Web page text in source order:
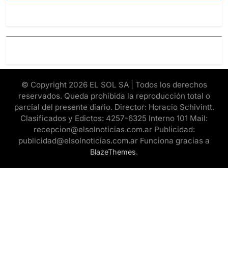
© Copyright 2026 EL SOL SA | Todos los derechos
reservados. Queda prohibida la reproducción total o
parcial del presente diario. Director: Horacio Schivintt.
Clasificados y Edictos: 4257-6325 Interno 101 Mail:
recepcion@elsolnoticias.com.ar Publicidad:
publicidad@elsolnoticias.com.ar Funciona gracias a
BlazeThemes.